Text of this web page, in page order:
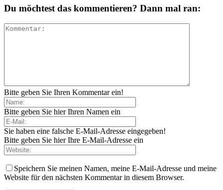
Du möchtest das kommentieren? Dann mal ran:
Bitte geben Sie Ihren Kommentar ein!
Bitte geben Sie hier Ihren Namen ein
Sie haben eine falsche E-Mail-Adresse eingegeben!
Bitte geben Sie hier Ihre E-Mail-Adresse ein
Speichern Sie meinen Namen, meine E-Mail-Adresse und meine
Website für den nächsten Kommentar in diesem Browser.